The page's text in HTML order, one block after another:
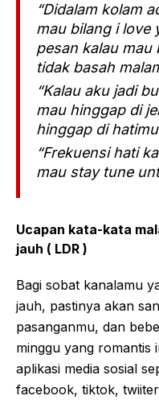
“Didalam kolam
mau bilang i love
pesan kalau
tidak basah
“Kalau aku jadi
mau hinggap di
hinggap di
“Frekuensi hati
mau stay tune
Ucapan kata-kata
jauh ( LDR )
Bagi sobat kanalamu
jauh, pastinya akan
pasanganmu, dan
minggu yang romantis
aplikasi media sosial
facebook, tiktok,